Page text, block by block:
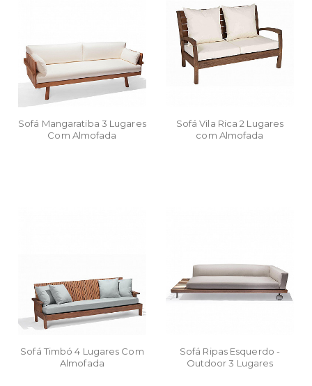
Sofá Mangaratiba 3 Lugares
Com Almofada
Sofá Vila Rica 2 Lugares
com Almofada
Sofá Timbó 4 Lugares Com
Almofada
Sofá Ripas Esquerdo -
Outdoor 3 Lugares